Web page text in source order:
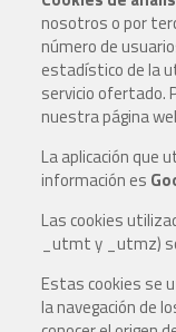
nosotros o por
número de
estadístico de la
servicio ofertado.
nuestra página
La aplicación que
información es
Las cookies
_utmt y _utmz)
Estas cookies se
la navegación de